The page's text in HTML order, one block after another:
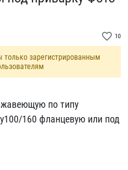
favorite_border 10
только зарегистрированным
по типу
160 фланцевую ​или под